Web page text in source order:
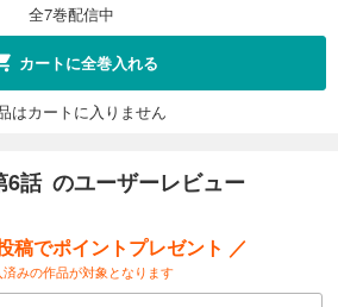
全7巻配信中
カートに全巻入れる
はカートに入りません
話 のユーザーレビュー
稿でポイントプレゼント ／
済みの作品が対象となります